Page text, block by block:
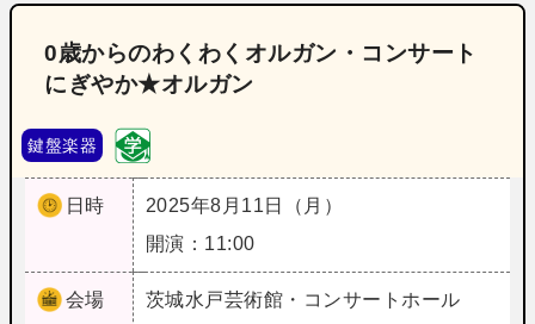
0歳からのわくわくオルガン・コンサート
にぎやか★オルガン
鍵盤楽器
日時
2025年8月11日（月）
開演：11:00
会場 茨城水戸芸術館・コンサートホール